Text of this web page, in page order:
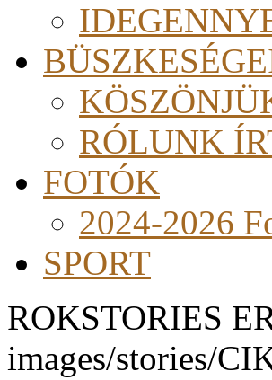
RÓLUNK
FOTÓK
2024-2026
SPORT
ROKSTORIES
images/stories/